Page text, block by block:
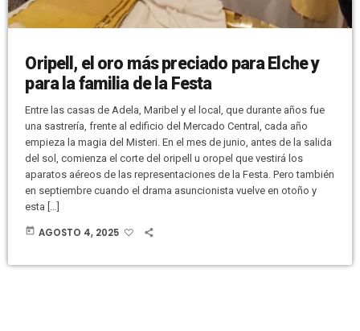
Oripell, el oro más preciado para Elche y
para la familia de la Festa
Entre las casas de Adela, Maribel y el local, que durante años fue
una sastrería, frente al edificio del Mercado Central, cada año
empieza la magia del Misteri. En el mes de junio, antes de la salida
del sol, comienza el corte del oripell u oropel que vestirá los
aparatos aéreos de las representaciones de la Festa. Pero también
en septiembre cuando el drama asuncionista vuelve en otoño y
esta […]
today AGOSTO 4, 2025